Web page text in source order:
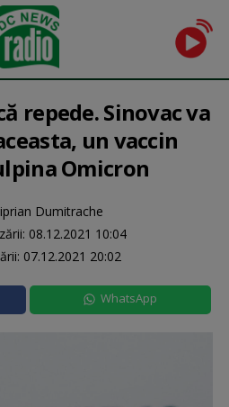
repede. Sinovac va
un vaccin
Omicron
Dumitrache
08.12.2021 10:04
07.12.2021 20:02
WhatsApp